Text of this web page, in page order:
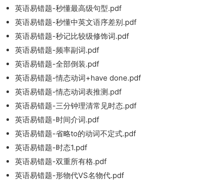
英语易错题-秒懂最高级句型.pdf
英语易错题-秒懂中英文语序差别.pdf
英语易错题-秒记比较级修饰词.pdf
英语易错题-频率副词.pdf
英语易错题-全部倒装.pdf
英语易错题-情态动词+have done.pdf
英语易错题-情态动词表推测.pdf
英语易错题-三分钟理清常见时态.pdf
英语易错题-时间介词.pdf
英语易错题-省略to的动词不定式.pdf
英语易错题-时态1.pdf
英语易错题-双重所有格.pdf
英语易错题-形物代VS名物代.pdf